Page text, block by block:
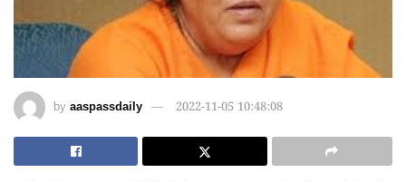
by aaspassdaily 2022-11-05 10:48:08